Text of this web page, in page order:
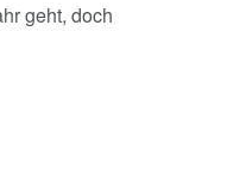
geht, doch